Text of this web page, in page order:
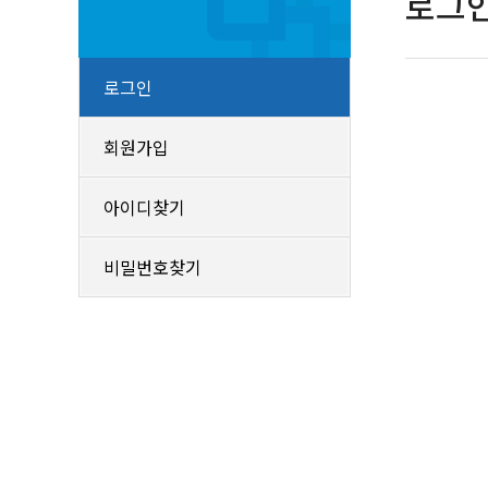
로그인
회원가입
아이디찾기
비밀번호찾기